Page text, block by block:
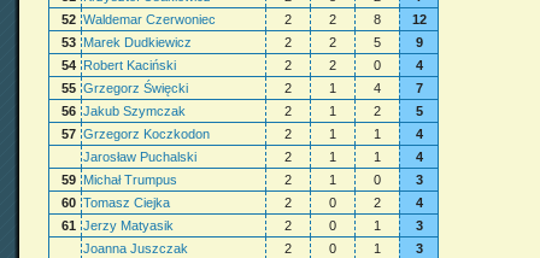
52 Waldemar Czerwoniec 2 2 8
12
53 Marek Dudkiewicz 2 2 5
9
54 Robert Kaciński 2 2 0
4
55 Grzegorz Święcki 2 1 4
7
56 Jakub Szymczak 2 1 2
5
57 Grzegorz Koczkodon 2 1 1
4
Jarosław Puchalski
2 1 1
4
59 Michał Trumpus 2 1 0
3
60 Tomasz Ciejka 2 0 2
4
61 Jerzy Matyasik 2 0 1
3
Joanna Juszczak
2 0 1
3